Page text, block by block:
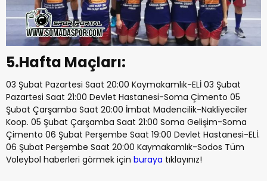
5.Hafta Maçları:
03 Şubat Pazartesi Saat 20:00 Kaymakamlık-ELİ 03 Şubat
Pazartesi Saat 21:00 Devlet Hastanesi-Soma Çimento 05
Şubat Çarşamba Saat 20:00 İmbat Madencilik-Nakliyeciler
Koop. 05 Şubat Çarşamba Saat 21:00 Soma Gelişim-Soma
Çimento 06 Şubat Perşembe Saat 19:00 Devlet Hastanesi-ELİ.
06 Şubat Perşembe Saat 20:00 Kaymakamlık-Sodos Tüm
Voleybol haberleri görmek için buraya tıklayınız!